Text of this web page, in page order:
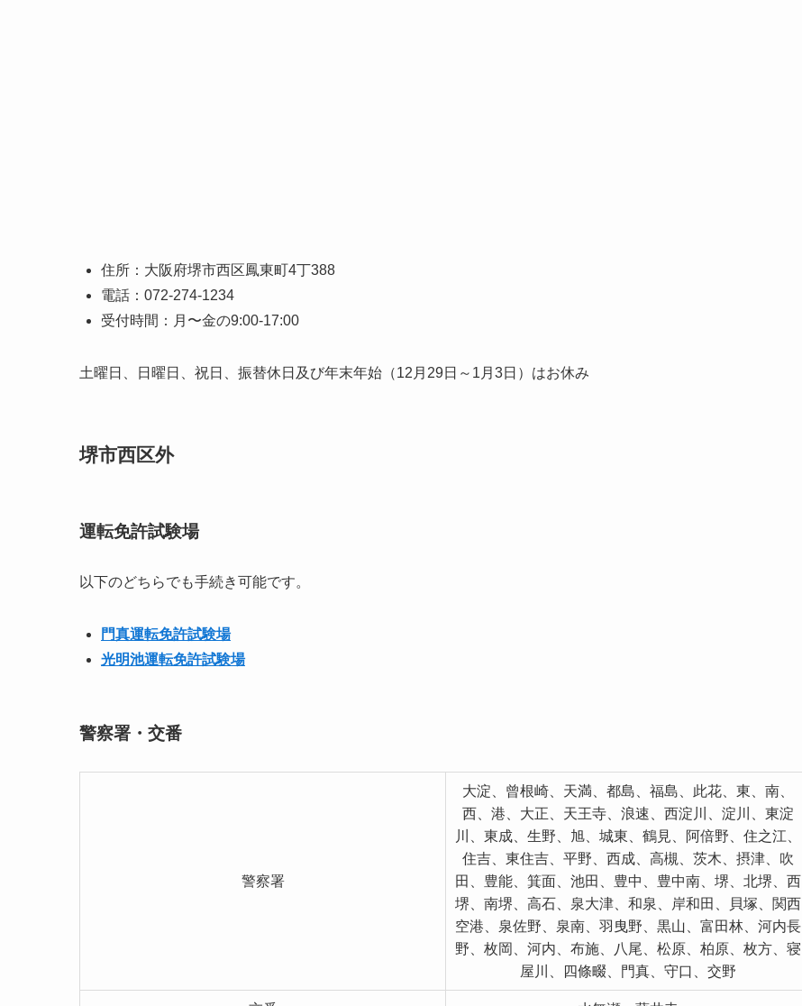
住所：大阪府堺市西区鳳東町4丁388
電話：072-274-1234
受付時間：月〜金の9:00-17:00
土曜日、日曜日、祝日、振替休日及び年末年始（12月29日～1月3日）はお休み
堺市西区外
運転免許試験場
以下のどちらでも手続き可能です。
門真運転免許試験場
光明池運転免許試験場
警察署・交番
警察署
大淀、曾根崎、天満、都島、福島、此花、東、南、
西、港、大正、天王寺、浪速、西淀川、淀川、東淀
川、東成、生野、旭、城東、鶴見、阿倍野、住之江、
住吉、東住吉、平野、西成、高槻、茨木、摂津、吹
田、豊能、箕面、池田、豊中、豊中南、堺、北堺、西
堺、南堺、高石、泉大津、和泉、岸和田、貝塚、関西
空港、泉佐野、泉南、羽曳野、黒山、富田林、河内長
野、枚岡、河内、布施、八尾、松原、柏原、枚方、寝
屋川、四條畷、門真、守口、交野